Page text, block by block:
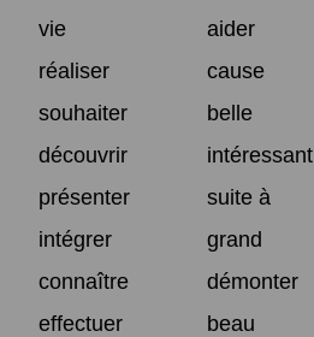
vie
aider
réaliser
cause
souhaiter
belle
découvrir
intéressant
présenter
suite à
intégrer
grand
connaître
démonter
effectuer
beau